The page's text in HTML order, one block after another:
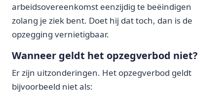
arbeidsovereenkomst eenzijdig te beëindigen
zolang je ziek bent. Doet hij dat toch, dan is de
opzegging vernietigbaar.
Wanneer geldt het opzegverbod niet?
Er zijn uitzonderingen. Het opzegverbod geldt
bijvoorbeeld niet als: